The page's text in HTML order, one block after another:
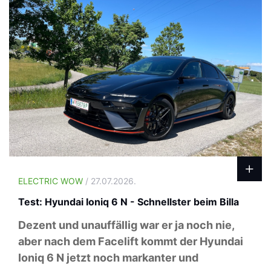
ELECTRIC WOW / 27.07.2026.
Test: Hyundai Ioniq 6 N - Schnellster beim Billa
Dezent und unauffällig war er ja noch nie,
aber nach dem Facelift kommt der Hyundai
Ioniq 6 N jetzt noch markanter und